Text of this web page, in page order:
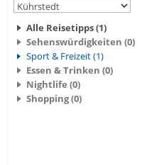
Alle Reisetipps (1)
Sehenswürdigkeiten (0)
Sport & Freizeit (1)
Essen & Trinken (0)
Nightlife (0)
Shopping (0)